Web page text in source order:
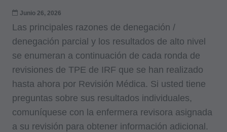
Junio 26, 2026
Las principales razones de denegación /
denegación parcial y los resultados de alto nivel
se enumeran a continuación de cada ronda de
revisiones de TPE de IRF que se han realizado
hasta ahora por Revisión Médica. Si usted tiene
preguntas sobre sus resultados individuales,
comuníquese con la enfermera revisora asignada
a su revisión para obtener información adicional.